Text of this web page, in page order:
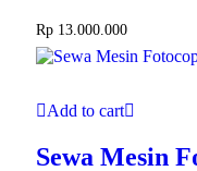
Rp 13.000.000
Add to cart
Sewa Mesin